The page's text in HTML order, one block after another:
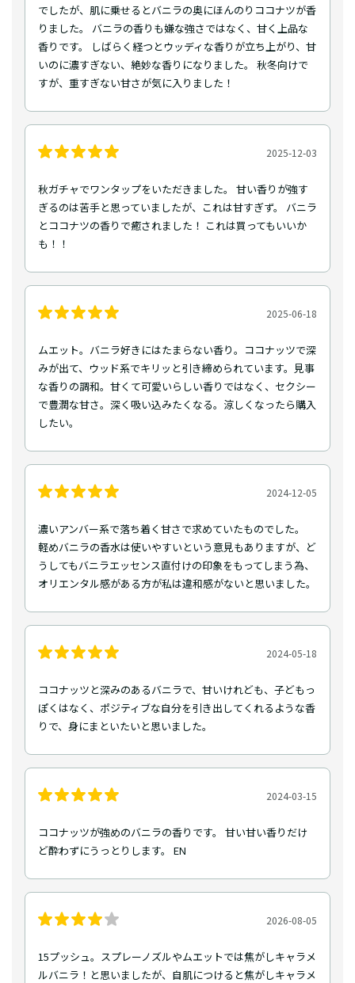
でしたが、肌に乗せるとバニラの奥にほんのりココナツが香
りました。 バニラの香りも嫌な強さではなく、甘く上品な
香りです。 しばらく経つとウッディな香りが立ち上がり、甘
いのに濃すぎない、絶妙な香りになりました。 秋冬向けで
すが、重すぎない甘さが気に入りました！
2025-12-03
秋ガチャでワンタップをいただきました。 甘い香りが強す
ぎるのは苦手と思っていましたが、これは甘すぎず。 バニラ
とココナツの香りで癒されました！ これは買ってもいいか
も！！
2025-06-18
ムエット。バニラ好きにはたまらない香り。ココナッツで深
みが出て、ウッド系でキリッと引き締められています。見事
な香りの調和。甘くて可愛いらしい香りではなく、セクシー
で豊潤な甘さ。深く吸い込みたくなる。涼しくなったら購入
したい。
2024-12-05
濃いアンバー系で落ち着く甘さで求めていたものでした。
軽めバニラの香水は使いやすいという意見もありますが、ど
うしてもバニラエッセンス直付けの印象をもってしまう為、
オリエンタル感がある方が私は違和感がないと思いました。
2024-05-18
ココナッツと深みのあるバニラで、甘いけれども、子どもっ
ぽくはなく、ポジティブな自分を引き出してくれるような香
りで、身にまといたいと思いました。
2024-03-15
ココナッツが強めのバニラの香りです。 甘い甘い香りだけ
ど酔わずにうっとりします。 EN
2026-08-05
15プッシュ。スプレーノズルやムエットでは焦がしキャラメ
ルバニラ！と思いましたが、​自肌につけると焦がしキャラメ